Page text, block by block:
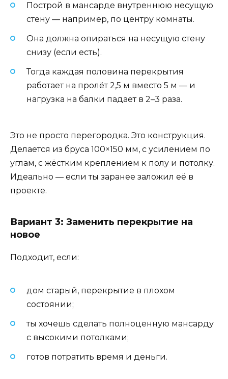
Построй в мансарде внутреннюю несущую
стену — например, по центру комнаты.
Она должна опираться на несущую стену
снизу (если есть).
Тогда каждая половина перекрытия
работает на пролёт 2,5 м вместо 5 м — и
нагрузка на балки падает в 2–3 раза.
Это не просто перегородка. Это конструкция.
Делается из бруса 100×150 мм, с усилением по
углам, с жёстким креплением к полу и потолку.
Идеально — если ты заранее заложил её в
проекте.
Вариант 3: Заменить перекрытие на
новое
Подходит, если:
дом старый, перекрытие в плохом
состоянии;
ты хочешь сделать полноценную мансарду
с высокими потолками;
готов потратить время и деньги.